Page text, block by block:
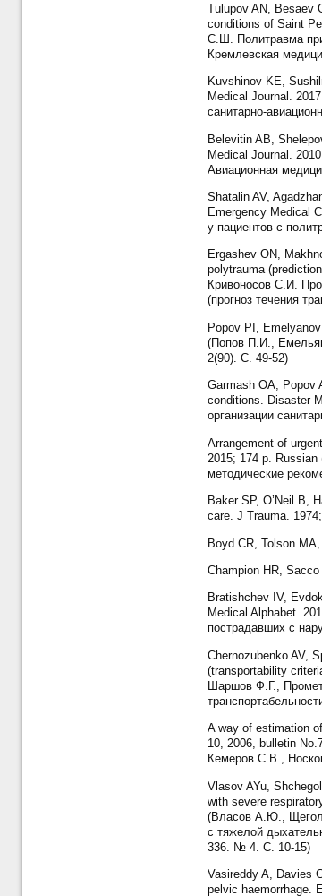
Tulupov AN, Besaev
conditions of Saint
С.Ш. Политравма
Кремлевская
Kuvshinov KE,
Medical Journal.
санитарно-
Belevitin AB,
Medical Journal.
Авиационная
Shatalin AV,
Emergency Medical
у пациентов с
Ergashev ON,
polytrauma
Кривоносов С.И.
(прогноз течения
Popov PI,
(Попов П.И.,
2(90). С. 49-52)
Garmash OA, Popov
conditions. Disaster
организации
Arrangement of
2015; 174 p. Russian
методические
Baker SP, O’Neil B,
care. J Trauma.
Boyd CR, Tolson
Champion HR,
Bratishchev IV,
Medical Alphabet.
пострадавших с
Chernozubenko AV,
(transportability
Шаршов Ф.Г.,
A way of estimation
10, 2006, bulletin
Кемеров С.В.,
Vlasov AYu,
with severe
(Власов А.Ю.,
с тяжелой
336. № 4. С. 10-15)
Vasireddy A, Davies
pelvic haemorrhage.